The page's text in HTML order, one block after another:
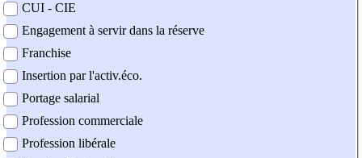
CUI - CIE
Engagement à servir dans la réserve
Franchise
Insertion par l'activ.éco.
Portage salarial
Profession commerciale
Profession libérale